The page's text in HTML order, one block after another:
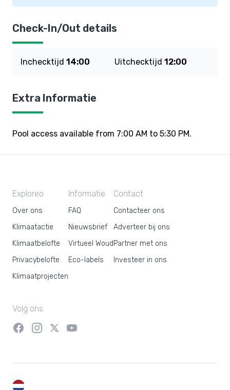
Check-In/Out details
Inchecktijd 14:00 Uitchecktijd 12:00
Extra Informatie
Pool access available from 7:00 AM to 5:30 PM.
Exploreo
Over ons
Klimaatactie
Klimaatbelofte
Privacybelofte
Klimaatprojecten
Informatie
FAQ
Nieuwsbrief
Virtueel Woud
Eco-labels
Contact
Contacteer ons
Adverteer bij ons
Partner met ons
Investeer in ons
Volg ons